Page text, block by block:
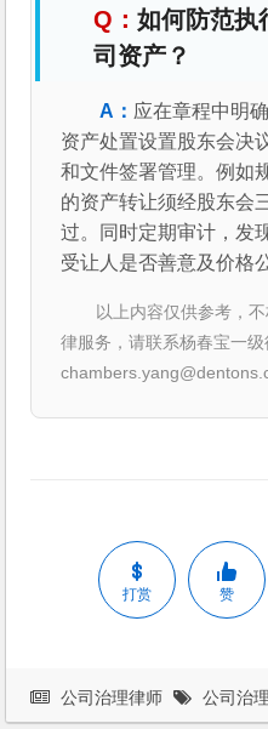
如何防范执
司资产？
应在章程中明
资产处置设置股东会决
和文件签署管理。例如
的资产转让须经股东会
过。同时定期审计，发
受让人是否善意及价格
以上内容仅供参考，
律服务，请联系杨春宝一级
打赏 赞
公司治理律师 公司治理